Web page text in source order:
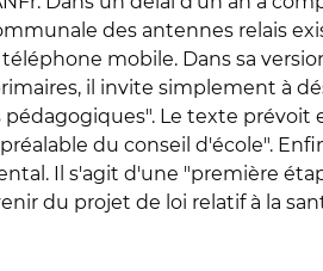
des antennes relais
téléphone mobile. Dans sa
il invite simplement à
Le texte
du conseil d'école".
Il s'agit d'une "première
du projet de loi relatif à la